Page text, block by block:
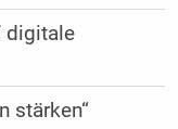
digitale
stärken“